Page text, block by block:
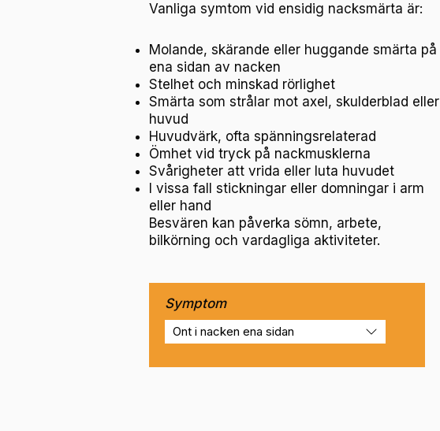
Vanliga symtom vid ensidig nacksmärta är:
Molande, skärande eller huggande smärta på
ena sidan av nacken
Stelhet och minskad rörlighet
Smärta som strålar mot axel, skulderblad eller
huvud
Huvudvärk, ofta spänningsrelaterad
Ömhet vid tryck på nackmusklerna
Svårigheter att vrida eller luta huvudet
I vissa fall stickningar eller domningar i arm
eller hand
Besvären kan påverka sömn, arbete,
bilkörning och vardagliga aktiviteter.
Symptom